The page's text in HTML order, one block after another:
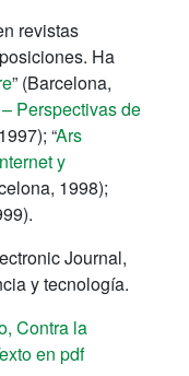
revistas
Ha
” (Barcelona,
Perspectivas de
“Ars
y
1998);
Journal,
y tecnología.
Contra la
en pdf